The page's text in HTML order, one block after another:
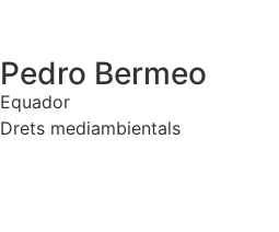
Pedro Bermeo
Equador
Drets mediambientals